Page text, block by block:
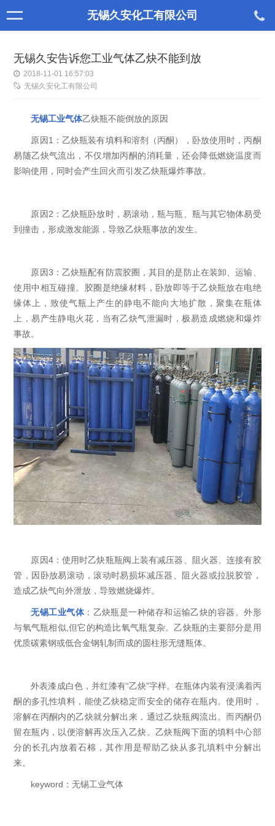
无锡久安化工有限公司
无锡久安告诉您工业气体乙炔不能到放
2018-11-01 16:57:03
无锡久安化工有限公司
无锡工业气体乙炔瓶不能倒放的原因
原因1：乙炔瓶装有填料和溶剂（丙酮），卧放使用时，丙酮
易随乙炔气流出，不仅增加丙酮的消耗量，还会降低燃烧温度而
影响使用，同时会产生回火而引发乙炔瓶爆炸事故。
原因2：乙炔瓶卧放时，易滚动，瓶与瓶、瓶与其它物体易受
到撞击，形成激发能源，导致乙炔瓶事故的发生。
原因3：乙炔瓶配有防震胶圈，其目的是防止在装卸、运输、
使用中相互碰撞。胶圈是绝缘材料，卧放即等于乙炔瓶放在电绝
缘体上，致使气瓶上产生的静电不能向大地扩散，聚集在瓶体
上，易产生静电火花，当有乙炔气泄漏时，极易造成燃烧和爆炸
事故。
原因4：使用时乙炔瓶瓶阀上装有减压器、阻火器、连接有胶
管，因卧放易滚动，滚动时易损坏减压器、阻火器或拉脱胶管，
造成乙炔气向外泄放，导致燃烧爆炸。
无锡工业气体：乙炔瓶是一种储存和运输乙炔的容器。外形
与氧气瓶相似,但它的构造比氧气瓶复杂。乙炔瓶的主要部分是用
优质碳素钢或低合金钢轧制而成的圆柱形无缝瓶体。
外表漆成白色，并红漆有“乙炔”字样。在瓶体内装有浸满着丙
酮的多孔性填料，能使乙炔稳定而安全的储存在瓶内。使用时，
溶解在丙酮内的乙炔就分解出来，通过乙炔瓶阀流出。而丙酮仍
留在瓶内，以便溶解再次压入乙炔。乙炔瓶阀下面的填料中心部
分的长孔内放着石棉，其作用是帮助乙炔从多孔填料中分解出
来。
keyword：无锡工业气体